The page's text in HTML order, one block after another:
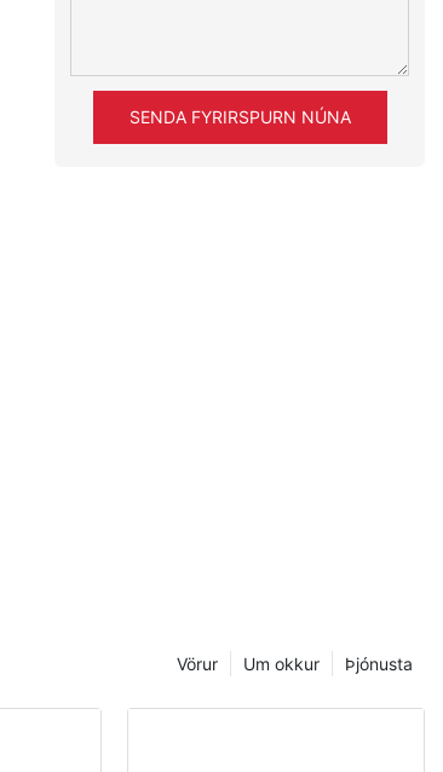
SENDA FYRIRSPURN NÚNA
Þjónusta
Um okkur
Vörur